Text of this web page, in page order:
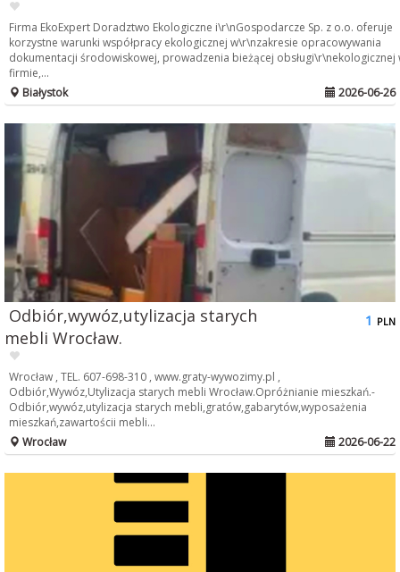
Firma EkoExpert Doradztwo Ekologiczne i\r\nGospodarcze Sp. z o.o. oferuje
korzystne warunki współpracy ekologicznej w\r\nzakresie opracowywania
dokumentacji środowiskowej, prowadzenia bieżącej obsługi\r\nekologicznej
firmie,...
Białystok
2026-06-26
Odbiór,wywóz,utylizacja starych
mebli Wrocław.
1 PLN
Wrocław , TEL. 607-698-310 , www.graty-wywozimy.pl ,
Odbiór,Wywóz,Utylizacja starych mebli Wrocław.Opróżnianie mieszkań.-
Odbiór,wywóz,utylizacja starych mebli,gratów,gabarytów,wyposażenia
mieszkań,zawartościi mebli...
Wrocław
2026-06-22